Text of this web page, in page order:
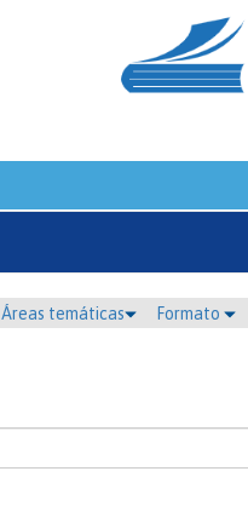
Áreas temáticas Formato